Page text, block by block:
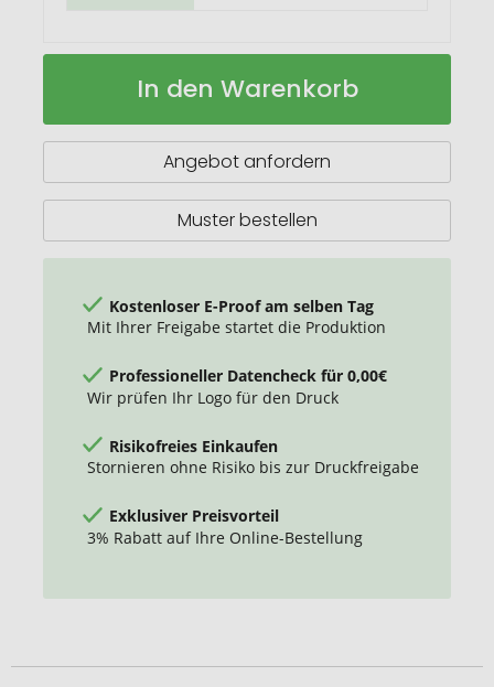
ROMINOX®
//
-
Funktionen
Auf
In den Warenkorb
Angebot anfordern
Muster bestellen
Kostenloser E-Proof am selben Tag
Mit Ihrer Freigabe startet die Produktion
Professioneller Datencheck für 0,00€
Wir prüfen Ihr Logo für den Druck
Risikofreies Einkaufen
Stornieren ohne Risiko bis zur Druckfreigabe
Exklusiver Preisvorteil
3% Rabatt auf Ihre Online-Bestellung